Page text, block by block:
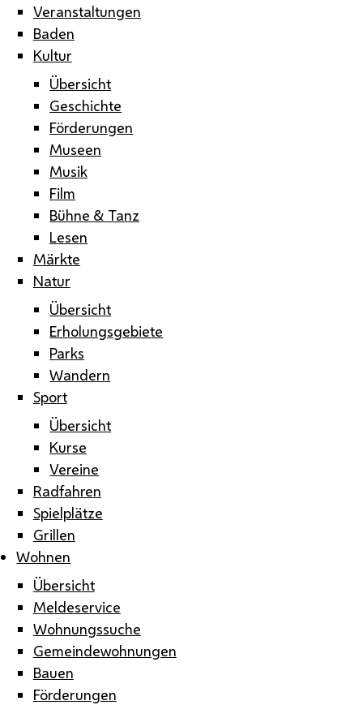
Veranstaltungen
Baden
Kultur
Übersicht
Geschichte
Förderungen
Museen
Musik
Film
Bühne & Tanz
Lesen
Märkte
Natur
Übersicht
Erholungsgebiete
Parks
Wandern
Sport
Übersicht
Kurse
Vereine
Radfahren
Spielplätze
Grillen
Wohnen
Übersicht
Meldeservice
Wohnungssuche
Gemeindewohnungen
Bauen
Förderungen